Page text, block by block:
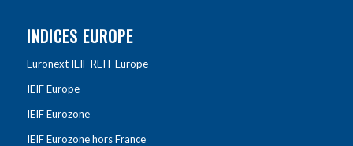
INDICES EUROPE
Euronext IEIF REIT Europe
IEIF Europe
IEIF Eurozone
IEIF Eurozone hors France